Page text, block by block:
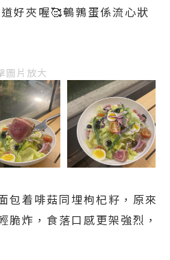
好夾喔🥰鵪鶉蛋係流心狀
圖片放大
包着啡菇同埋枸杞籽，原來
脆炸，食落口感更架強烈，